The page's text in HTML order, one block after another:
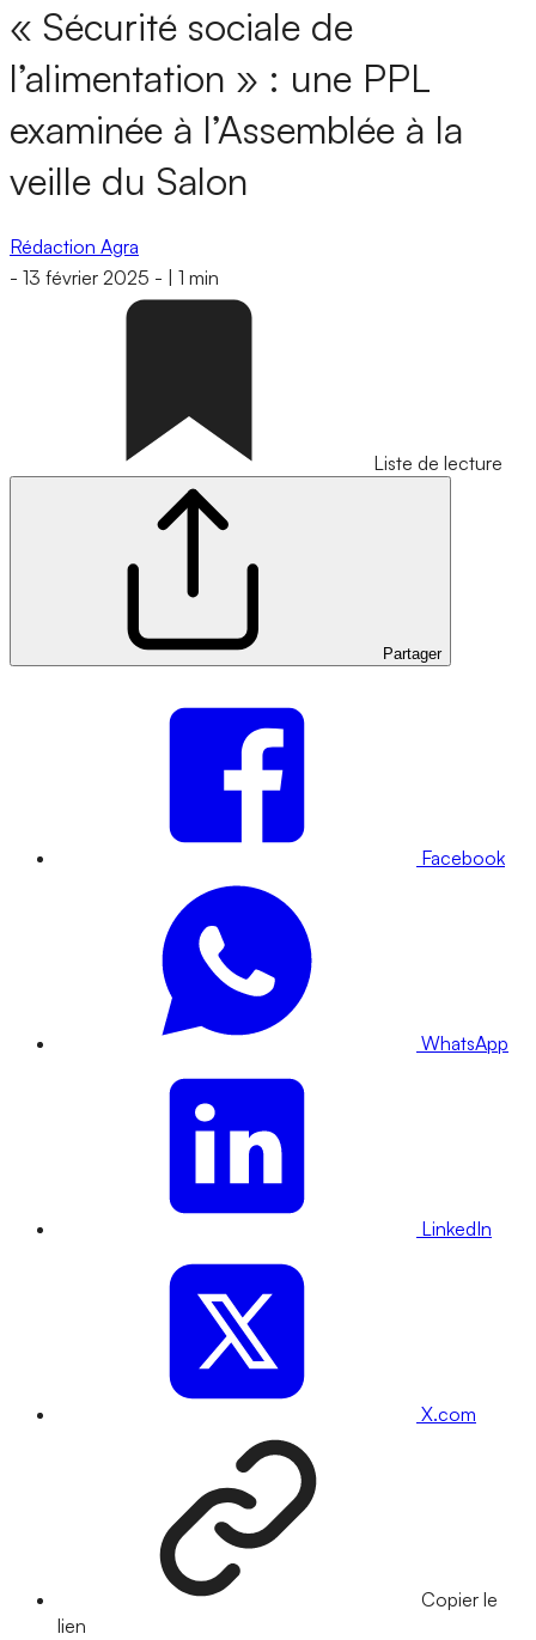
« Sécurité sociale de
l’alimentation » : une PPL
examinée à l’Assemblée à la
veille du Salon
Rédaction Agra
- 13 février 2025 - 1 min
Liste de lecture
Partager
Facebook
WhatsApp
LinkedIn
X.com
Copier le
lien